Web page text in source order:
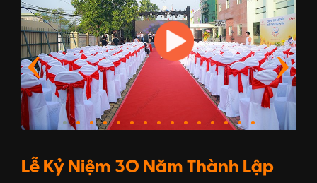
Lễ Kỷ Niệm 30 Năm Thành Lập